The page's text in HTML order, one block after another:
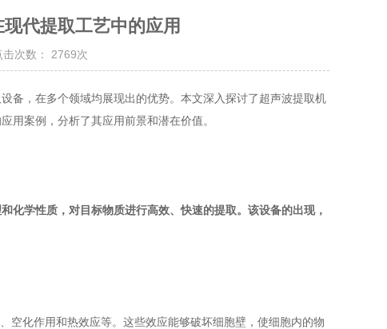
代提取工艺中的应用
次数： 2769次
，在多个领域均展现出的优势。本文深入探讨了超声波提取机
用案例，分析了其应用前景和潜在价值。
化学性质，对目标物质进行高效、快速的提取。该设备的出现，
化作用和热效应等。这些效应能够破坏细胞壁，使细胞内的物